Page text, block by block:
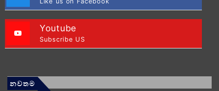
Youtube
Subscribe US
නවතම